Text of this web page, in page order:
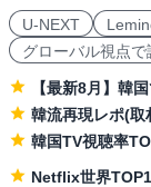
U-NEXT
グローバル視点で
【最新8月】韓
韓流再現レポ(取
韓国TV視聴率
Netflix世界